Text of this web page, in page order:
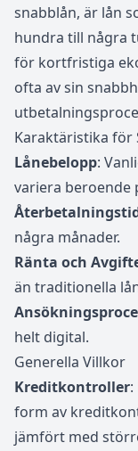
snabblån, är lån
hundra till några
för kortfristiga
ofta av sin
Karaktäristika för
Lånebelopp:
variera beroende
några månader.
Ränta och
än traditionella
helt digital.
Generella Villkor
Kreditkontroller
form av
jämfört med